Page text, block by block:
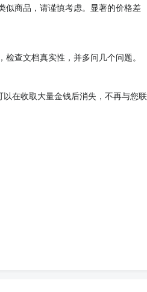
似商品，请谨慎考虑。显著的价格差
查文档真实性，并多问几个问题。
在收取大量金钱后消失，不再与您联